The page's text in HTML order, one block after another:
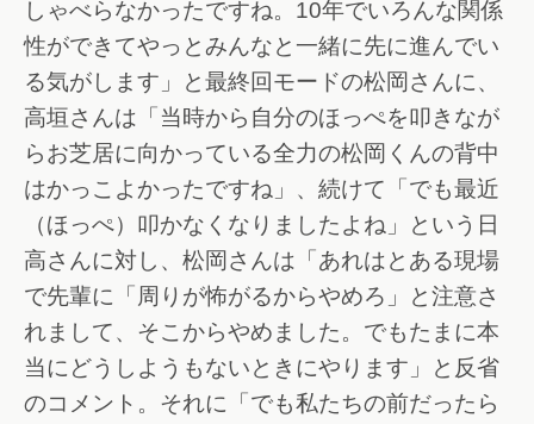
しゃべらなかったですね。10年でいろんな関係
性ができてやっとみんなと一緒に先に進んでい
る気がします」と最終回モードの松岡さんに、
高垣さんは「当時から自分のほっぺを叩きなが
らお芝居に向かっている全力の松岡くんの背中
はかっこよかったですね」、続けて「でも最近
（ほっぺ）叩かなくなりましたよね」という日
高さんに対し、松岡さんは「あれはとある現場
で先輩に「周りが怖がるからやめろ」と注意さ
れまして、そこからやめました。でもたまに本
当にどうしようもないときにやります」と反省
のコメント。それに「でも私たちの前だったら